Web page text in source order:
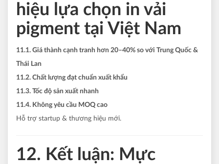
hiệu lựa chọn in vải
pigment tại Việt Nam
11.1. Giá thành cạnh tranh hơn 20–40% so với Trung Quốc &
Thái Lan
11.2. Chất lượng đạt chuẩn xuất khẩu
11.3. Tốc độ sản xuất nhanh
11.4. Không yêu cầu MOQ cao
Hỗ trợ startup & thương hiệu mới.
12. Kết luận: Mực